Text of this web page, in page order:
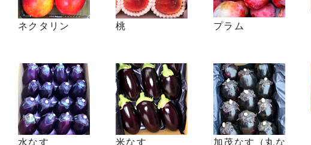
ネクタリン 桃 プラム
水なす 米なす
加茂なす（丸な